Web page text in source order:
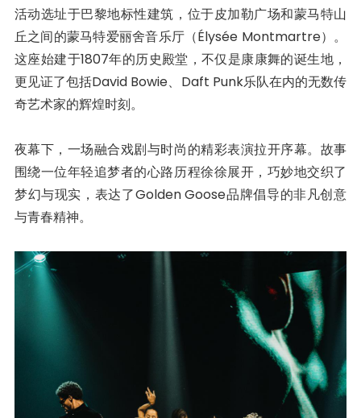
活动选址于巴黎地标性建筑，位于皮加勒广场和蒙马特山
丘之间的蒙马特爱丽舍音乐厅（Élysée Montmartre）。
这座始建于1807年的历史殿堂，不仅是康康舞的诞生地，
更见证了包括David Bowie、Daft Punk乐队在内的无数传
奇艺术家的辉煌时刻。
夜幕下，一场融合戏剧与时尚的精彩表演拉开序幕。故事
围绕一位年轻追梦者的心路历程徐徐展开，巧妙地交织了
梦幻与现实，表达了Golden Goose品牌倡导的非凡创意
与青春精神。